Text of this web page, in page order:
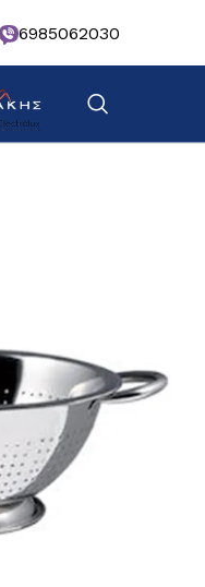
6985062030